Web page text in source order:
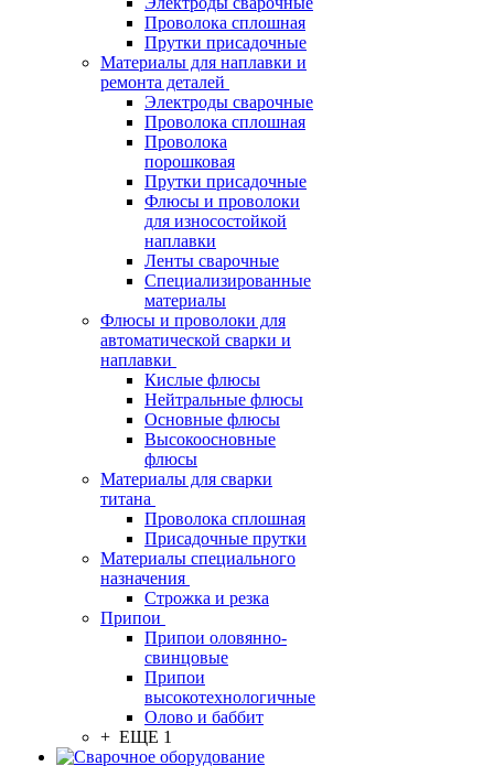
Проволока сплошная
Прутки присадочные
Материалы для наплавки и
ремонта деталей
Электроды сварочные
Проволока сплошная
Проволока
порошковая
Прутки присадочные
Флюсы и проволоки
для износостойкой
наплавки
Ленты сварочные
Специализированные
материалы
Флюсы и проволоки для
автоматической сварки и
наплавки
Кислые флюсы
Нейтральные флюсы
Основные флюсы
Высокоосновные
флюсы
Материалы для сварки
титана
Проволока сплошная
Присадочные прутки
Материалы специального
назначения
Строжка и резка
Припои
Припои оловянно-
свинцовые
Припои
высокотехнологичные
Олово и баббит
+ ЕЩЕ 1